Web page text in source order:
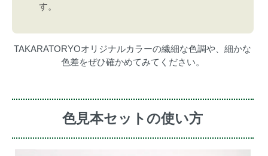
す。
TAKARATORYOオリジナルカラーの繊細な色調や、細かな
色差をぜひ確かめてみてください。
色見本セットの使い方